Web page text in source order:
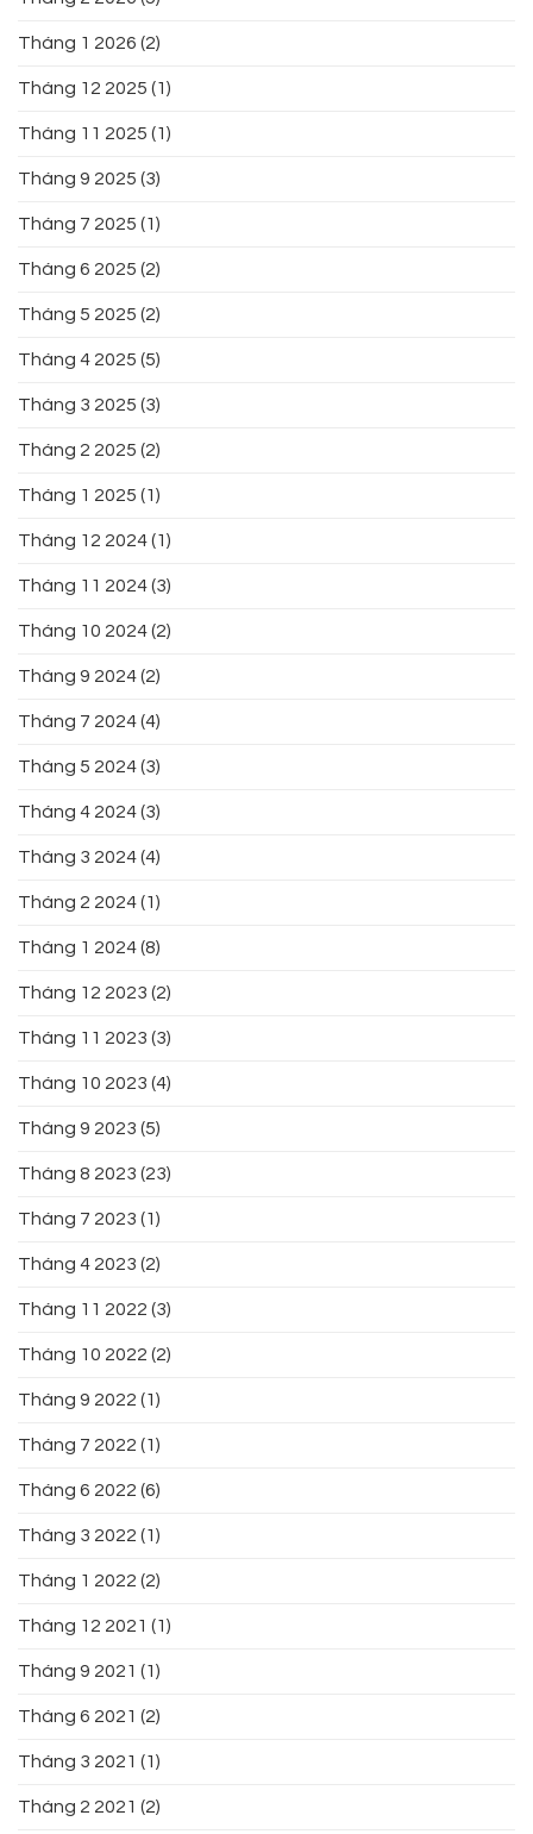
Tháng 1 2026 (2)
Tháng 12 2025 (1)
Tháng 11 2025 (1)
Tháng 9 2025 (3)
Tháng 7 2025 (1)
Tháng 6 2025 (2)
Tháng 5 2025 (2)
Tháng 4 2025 (5)
Tháng 3 2025 (3)
Tháng 2 2025 (2)
Tháng 1 2025 (1)
Tháng 12 2024(1)
Tháng 11 2024(3)
Tháng 10 2024(2)
Tháng 9 2024(2)
Tháng 7 2024(4)
Tháng 5 2024(3)
Tháng 4 2024(3)
Tháng 3 2024(4)
Tháng 2 2024(1)
Tháng 1 2024(8)
Tháng 12 2023 (2)
Tháng 11 2023 (3)
Tháng 10 2023 (4)
Tháng 9 2023 (5)
Tháng 8 2023 (23)
Tháng 7 2023 (1)
Tháng 4 2023 (2)
Tháng 11 2022 (3)
Tháng 10 2022 (2)
Tháng 9 2022 (1)
Tháng 7 2022 (1)
Tháng 6 2022 (6)
Tháng 3 2022 (1)
Tháng 1 2022 (2)
Tháng 12 2021 (1)
Tháng 9 2021 (1)
Tháng 6 2021 (2)
Tháng 3 2021 (1)
Tháng 2 2021 (2)